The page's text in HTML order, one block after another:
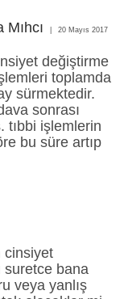
20 Mayıs 2017
değiştirme
toplamda
sürmektedir.
sonrası
tıbbi işlemlerin
bu süre artıp
cinsiyet
bana
veya yanlış